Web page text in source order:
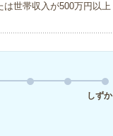
世帯収入が500万円以上
しずか